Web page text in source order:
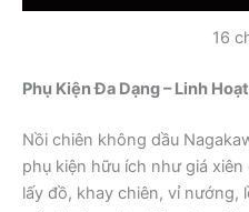
16
Phụ Kiện Đa Dạng – Linh
Nồi chiên không dầu
phụ kiện hữu ích như giá
lấy đồ, khay chiên, vỉ nướng,